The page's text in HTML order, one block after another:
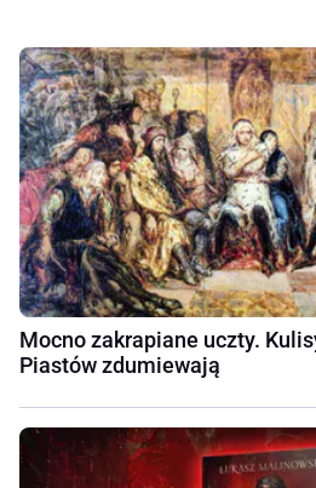
Mocno zakrapiane uczty.
Piastów zdumiewają